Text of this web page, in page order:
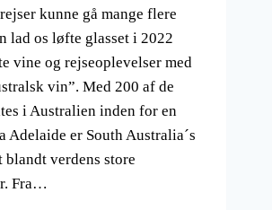
kunne gå mange flere
lad os løfte glasset i 2022
vine og rejseoplevelser med
vin”. Med 200 af de
i Australien inden for en
Adelaide er South Australia´s
verdens store
Fra…